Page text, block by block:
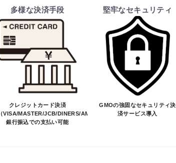
多様な決済手段
クレジットカード決済
（VISA/MASTER/JCB/DINERS/AMEX）、
銀行振込での支払い可能
堅牢なセキュリティ
GMOの強固なセキュリティ決
済サービス導入